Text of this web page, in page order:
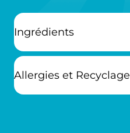
Ingrédients
Allergies et Recyclage